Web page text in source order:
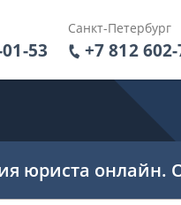
53
Санкт-Петербург
+7 812
юриста онлайн.